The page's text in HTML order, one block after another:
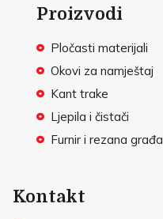
Proizvodi
Pločasti materijali
Okovi za namještaj
Kant trake
Ljepila i čistači
Furnir i rezana građa
Kontakt